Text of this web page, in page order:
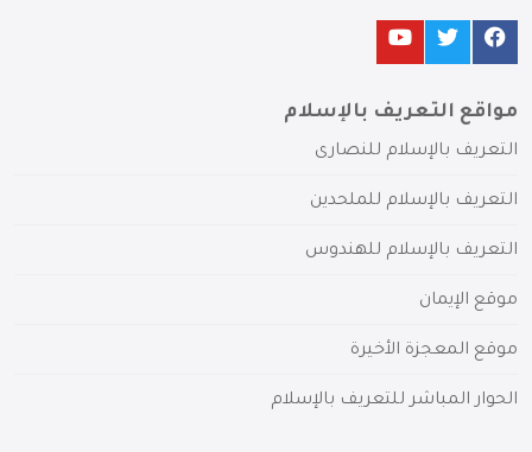
مواقع التعريف بالإسلام
التعريف بالإسلام للنصارى
التعريف بالإسلام للملحدين
التعريف بالإسلام للهندوس
موقع الإيمان
موقع المعجزة الأخيرة
الحوار المباشر للتعريف بالإسلام